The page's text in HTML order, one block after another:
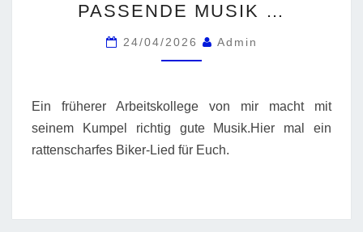
MUSIK
…
PASSENDE MUSIK …
24/04/2026 Admin
Ein früherer Arbeitskollege von mir macht mit
seinem Kumpel richtig gute Musik.Hier mal ein
rattenscharfes Biker-Lied für Euch.